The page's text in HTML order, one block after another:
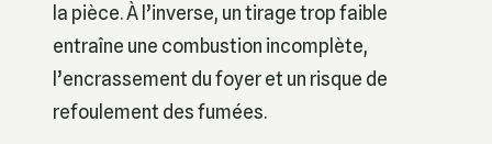
la pièce. À l’inverse, un tirage trop faible
entraîne une combustion incomplète,
l’encrassement du foyer et un risque de
refoulement des fumées.